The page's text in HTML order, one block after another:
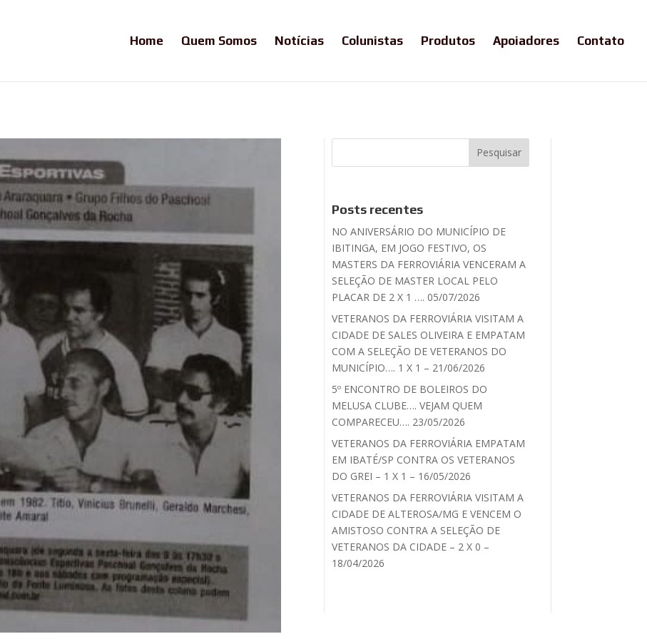
Home Quem Somos Notícias Colunistas Produtos Apoiadores Contato
Posts recentes
NO ANIVERSÁRIO DO MUNICÍPIO DE
IBITINGA, EM JOGO FESTIVO, OS
MASTERS DA FERROVIÁRIA VENCERAM A
SELEÇÃO DE MASTER LOCAL PELO
PLACAR DE 2 X 1 …. 05/07/2026
VETERANOS DA FERROVIÁRIA VISITAM A
CIDADE DE SALES OLIVEIRA E EMPATAM
COM A SELEÇÃO DE VETERANOS DO
MUNICÍPIO…. 1 X 1 – 21/06/2026
5º ENCONTRO DE BOLEIROS DO
MELUSA CLUBE…. VEJAM QUEM
COMPARECEU…. 23/05/2026
VETERANOS DA FERROVIÁRIA EMPATAM
EM IBATÉ/SP CONTRA OS VETERANOS
DO GREI – 1 X 1 – 16/05/2026
VETERANOS DA FERROVIÁRIA VISITAM A
CIDADE DE ALTEROSA/MG E VENCEM O
AMISTOSO CONTRA A SELEÇÃO DE
VETERANOS DA CIDADE – 2 X 0 –
18/04/2026